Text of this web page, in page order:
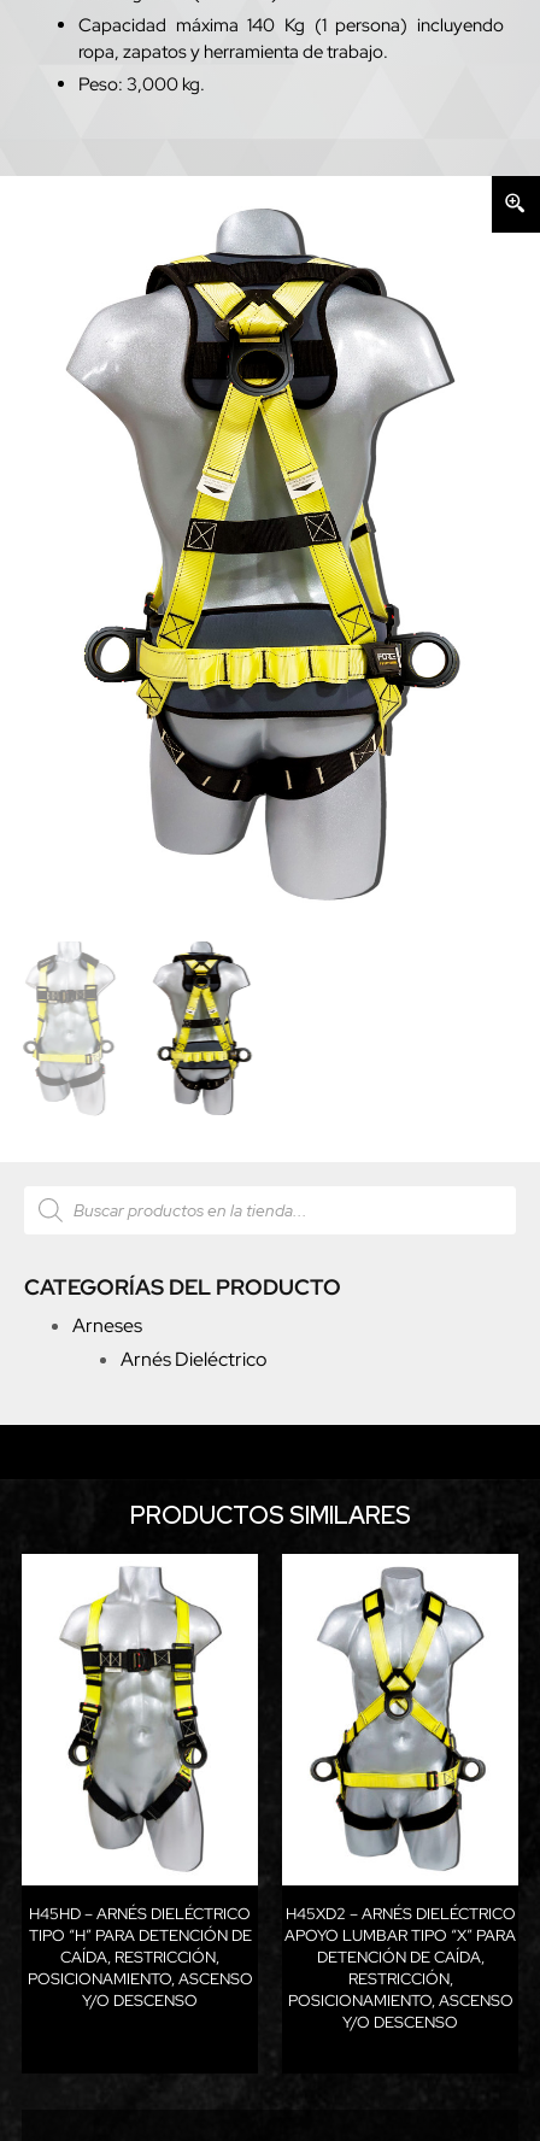
CATEGORÍAS DEL PRODUCTO
Arneses
Arnés Dieléctrico
Capacidad máxima 140 Kg (1 persona) incluyendo
ropa, zapatos y herramienta de trabajo.
Peso: 3,000 kg.
PRODUCTOS SIMILARES
H45HD – ARNÉS DIELÉCTRICO
TIPO “H” PARA DETENCIÓN DE
CAÍDA, RESTRICCIÓN,
POSICIONAMIENTO, ASCENSO
Y/O DESCENSO
H45XD2 – ARNÉS DIELÉCTRICO
APOYO LUMBAR TIPO “X” PARA
DETENCIÓN DE CAÍDA,
RESTRICCIÓN,
POSICIONAMIENTO, ASCENSO
Y/O DESCENSO